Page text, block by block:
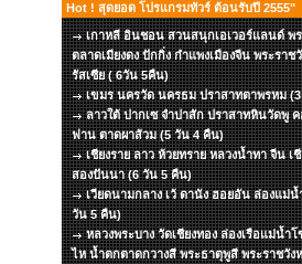
Hot ! สุดยอด โปรแกรมทัวร์ ต้อนรับปี 2555"
เกาหลี อินชอน สวนสนุกเอเวอร์แลนด์ พร
ตลาดเมียงดง ปักกิ่ง กำแพงเมืองจีน พระรา
รัสเซีย ( 6วัน 5คืน)
เขมร นครวัด นครธม ปราสาทตาพรหม
ลาวใต้ ปากเซ จำปาสัก ปราสาทหินวัดพู
ฟาน ตาดผาส้วม (5 วัน 4 คืน)
เชียงราย ลาว ห้วยทราย หลวงน้ำทา จีน เ
สองปันนา (6 วัน 5 คืน)
เวียดนามกลาง เว้ ดานัง ฮอยอัน ล่องแม่
วัน 5 คืน)
หลวงพระบาง วัดเชียงทอง ล่องเรือแม่น้ำ
ไห น้ำตกตาดกวางสี พระธาตุพูสี พระราชวังห